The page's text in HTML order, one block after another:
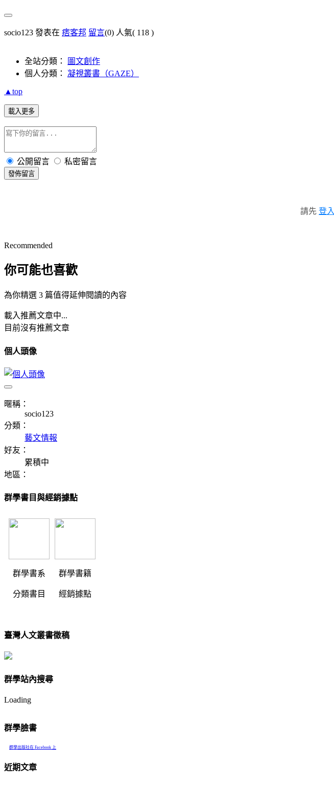
socio123 發表在 痞客邦 留言(0) 人氣( 118 )
全站分類：
圖文創作
個人分類： 凝視叢書（GAZE）
▲top
載入更多
公開留言 私密留言
發佈留言
請先 登入
Recommended
你可能也喜歡
為你精選 3 篇值得延伸閱讀的內容
載入推薦文章中...
目前沒有推薦文章
個人頭像
暱稱：
socio123
分類：
藝文情報
好友：
累積中
地區：
群學書目與經銷據點
群學書系
分類書目
群學書籍
經銷據點
臺灣人文叢書徵稿
群學站內搜尋
Loading
群學臉書
群學出版社在 Facebook 上
近期文章